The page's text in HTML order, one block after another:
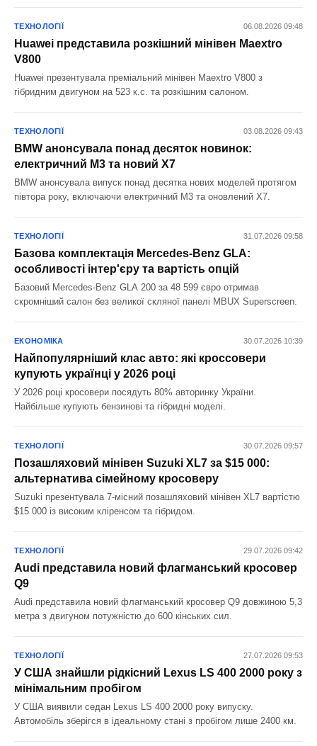
ТЕХНОЛОГІЇ 06.08.2026 09:48
Huawei представила розкішний мінівен Maextro
V800
Huawei презентувала преміальний мінівен Maextro V800 з
гібридним двигуном на 523 к.с. та розкішним салоном.
ТЕХНОЛОГІЇ 03.08.2026 09:43
BMW анонсувала понад десяток новинок:
електричний M3 та новий X7
BMW анонсувала випуск понад десятка нових моделей протягом
півтора року, включаючи електричний M3 та оновлений X7.
ТЕХНОЛОГІЇ 31.07.2026 09:58
Базова комплектація Mercedes-Benz GLA:
особливості інтер'єру та вартість опцій
Базовий Mercedes-Benz GLA 200 за 48 599 євро отримав
скромніший салон без великої скляної панелі MBUX Superscreen.
ЕКОНОМІКА 30.07.2026 10:39
Найпопулярніший клас авто: які кроссовери
купують українці у 2026 році
У 2026 році кросовери посядуть 80% авторинку України.
Найбільше купують бензинові та гібридні моделі.
ТЕХНОЛОГІЇ 30.07.2026 09:57
Позашляховий мінівен Suzuki XL7 за $15 000:
альтернатива сімейному кросоверу
Suzuki презентувала 7-місний позашляховий мінівен XL7 вартістю
$15 000 із високим кліренсом та гібридом.
ТЕХНОЛОГІЇ 29.07.2026 09:42
Audi представила новий флагманський кросовер
Q9
Audi представила новий флагманський кросовер Q9 довжиною 5,3
метра з двигуном потужністю до 600 кінських сил.
ТЕХНОЛОГІЇ 27.07.2026 09:53
У США знайшли рідкісний Lexus LS 400 2000 року з
мінімальним пробігом
У США виявили седан Lexus LS 400 2000 року випуску.
Автомобіль зберігся в ідеальному стані з пробігом лише 2400 км.